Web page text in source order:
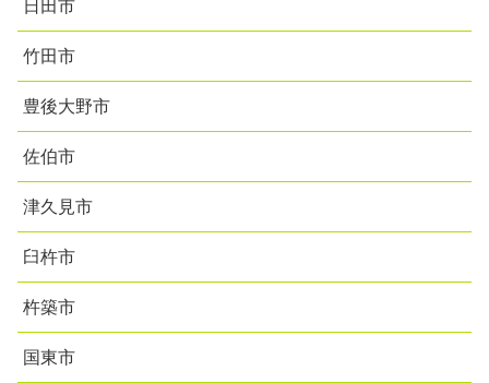
日田市
竹田市
豊後大野市
佐伯市
津久見市
臼杵市
杵築市
国東市